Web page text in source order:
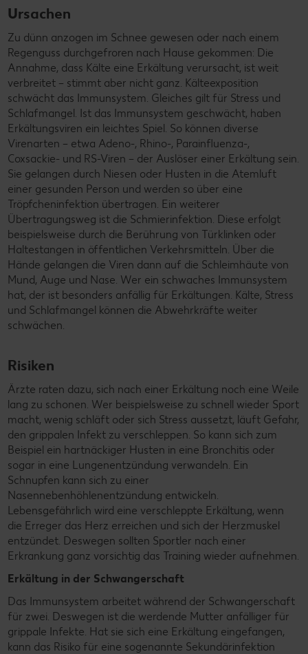
Ursachen
Zu dünn anzogen im Schnee gewesen oder nach einem
Regenguss durchgefroren nach Hause gekommen: Die
Annahme, dass Kälte eine Erkältung verursacht, ist weit
verbreitet – stimmt aber nicht ganz. Kälteexposition
schwächt das Immunsystem. Gleiches gilt für Stress und
Schlafmangel. Ist das Immunsystem geschwächt, haben
Erkältungsviren ein leichtes Spiel. So können diverse
Virenarten – etwa Adeno-, Rhino-, Parainfluenza-,
Coxsackie- und RS-Viren – der Auslöser einer Erkältung sein.
Sie gelangen durch Niesen oder Husten in die Atemluft
einer gesunden Person und werden so über eine
Tröpfcheninfektion übertragen. Ein weiterer
Übertragungsweg ist die Schmierinfektion. Diese erfolgt
beispielsweise durch die Berührung von Türklinken oder
Haltestangen in öffentlichen Verkehrsmitteln. Über die
Hände gelangen die Viren dann auf die Schleimhäute von
Mund, Auge und Nase. Wer ein schwaches Immunsystem
hat, der ist besonders anfällig für Erkältungen. Kälte, Stress
und Schlafmangel können die Abwehrkräfte weiter
schwächen.
Risiken
Ärzte raten dazu, sich nach einer Erkältung noch eine Weile
lang zu schonen. Wer beispielsweise zu schnell wieder Sport
macht, wenig schläft oder sich Stress aussetzt, läuft Gefahr,
den grippalen Infekt zu verschleppen. So kann sich zum
Beispiel ein hartnäckiger Husten in eine Bronchitis oder
sogar in eine Lungenentzündung verwandeln. Ein
Schnupfen kann sich zu einer
Nasennebenhöhlenentzündung entwickeln.
Lebensgefährlich wird eine verschleppte Erkältung, wenn
die Erreger das Herz erreichen und sich der Herzmuskel
entzündet. Deswegen sollten Sportler nach einer
Erkrankung ganz vorsichtig das Training wieder aufnehmen.
Erkältung in der Schwangerschaft
Das Immunsystem arbeitet während der Schwangerschaft
für zwei. Deswegen ist die werdende Mutter anfälliger für
grippale Infekte. Hat sie sich eine Erkältung eingefangen,
kann das Risiko für eine sogenannte Sekundärinfektion